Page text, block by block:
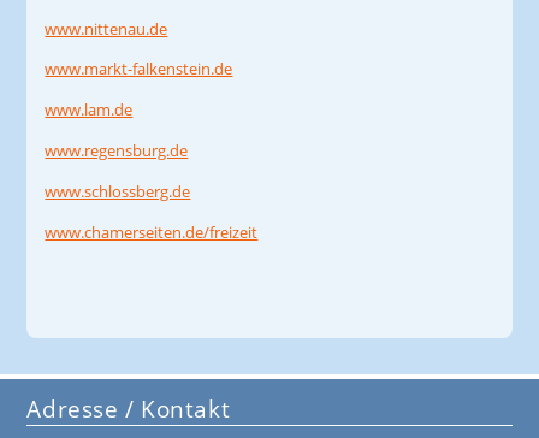
www.nittenau.de
www.markt-falkenstein.de
www.lam.de
www.regensburg.de
www.schlossberg.de
www.chamerseiten.de/freizeit
Adresse / Kontakt